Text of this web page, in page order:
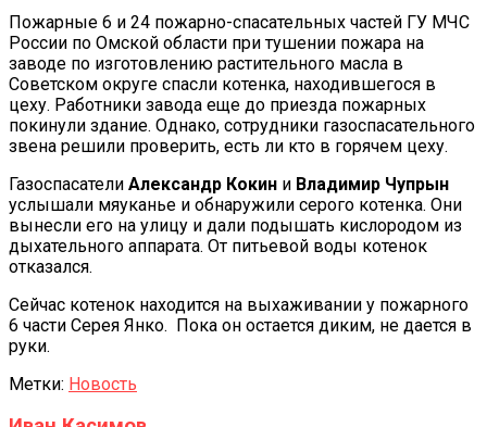
Пожарные 6 и 24 пожарно-спасательных частей ГУ МЧС
России по Омской области при тушении пожара на
заводе по изготовлению растительного масла в
Советском округе спасли котенка, находившегося в
цеху. Работники завода еще до приезда пожарных
покинули здание. Однако, сотрудники газоспасательного
звена решили проверить, есть ли кто в горячем цеху.
Газоспасатели Александр Кокин и Владимир Чупрын
услышали мяуканье и обнаружили серого котенка. Они
вынесли его на улицу и дали подышать кислородом из
дыхательного аппарата. От питьевой воды котенок
отказался.
Сейчас котенок находится на выхаживании у пожарного
6 части Серея Янко. Пока он остается диким, не дается в
руки.
Метки: Новость